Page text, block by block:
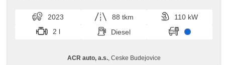
Reifendrucksensor, Adaptive Geschwindigkeitsregelung,
Parkassistent, AUX, automatikparken, Vorderlichter LED,
täglich Leuchten, Start-Stop System, Fahrkamera,
Bluetooth, Speicherkarte, bezdrátová nabíječka mobilních
bezklíčové odemykání, digitální příjem rádia (DAB), LED
2023 88 tkm
110 kW
2 l
Diesel
ACR auto, a.s., Ceske Budejovice